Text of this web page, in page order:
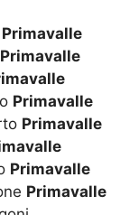
Primavalle
Primavalle
Primavalle
Primavalle
Primavalle
Primavalle